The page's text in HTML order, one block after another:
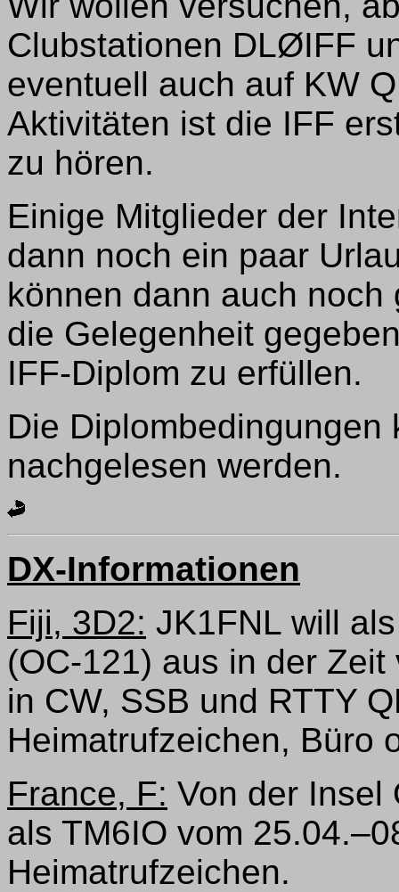
Clubstationen DLØIFF
eventuell auch auf KW
Aktivitäten ist die IFF
zu hören.
Einige Mitglieder der
dann noch ein paar
können dann auch
die Gelegenheit
IFF-Diplom zu erfüllen.
Die
nachgelesen werden.
DX-Informationen
Fiji, 3D2: JK1FNL will
(OC-121) aus in der
in CW, SSB und RTTY
Heimatrufzeichen, Büro
France, F: Von der Insel
als TM6IO vom
Heimatrufzeichen.